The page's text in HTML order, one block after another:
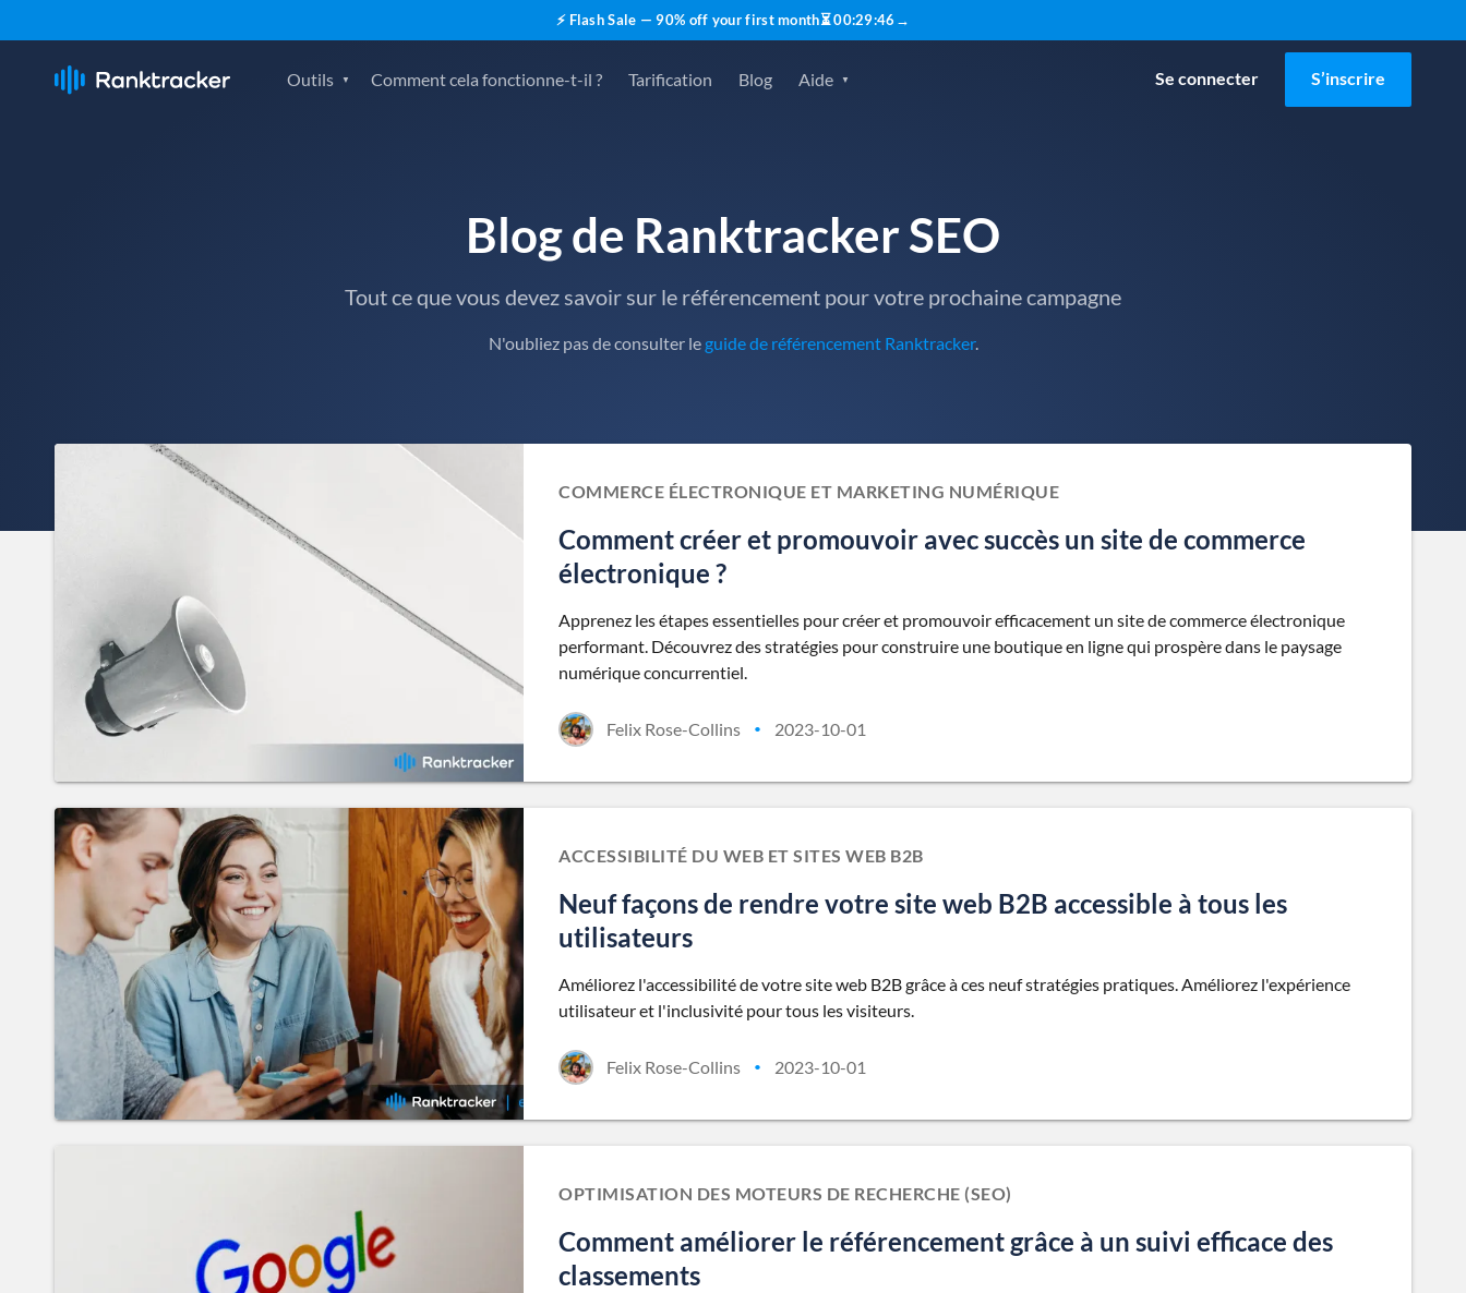
⚡ Flash Sale — 90% off your first month⏳00:29:45 →
Outils Comment cela fonctionne-t-il ? Tarification Blog Aide Se connecter S’inscrire
Blog de Ranktracker SEO
Tout ce que vous devez savoir sur le référencement pour votre prochaine campagne
N'oubliez pas de consulter le guide de référencement Ranktracker.
COMMERCE ÉLECTRONIQUE ET MARKETING NUMÉRIQUE
Comment créer et promouvoir avec succès un site de commerce
électronique ?
Apprenez les étapes essentielles pour créer et promouvoir efficacement un site de commerce électronique
performant. Découvrez des stratégies pour construire une boutique en ligne qui prospère dans le paysage
numérique concurrentiel.
Felix Rose-Collins • 2023-10-01
ACCESSIBILITÉ DU WEB ET SITES WEB B2B
Neuf façons de rendre votre site web B2B accessible à tous les
utilisateurs
Améliorez l'accessibilité de votre site web B2B grâce à ces neuf stratégies pratiques. Améliorez l'expérience
utilisateur et l'inclusivité pour tous les visiteurs.
Felix Rose-Collins • 2023-10-01
OPTIMISATION DES MOTEURS DE RECHERCHE (SEO)
Comment améliorer le référencement grâce à un suivi efficace des
classements